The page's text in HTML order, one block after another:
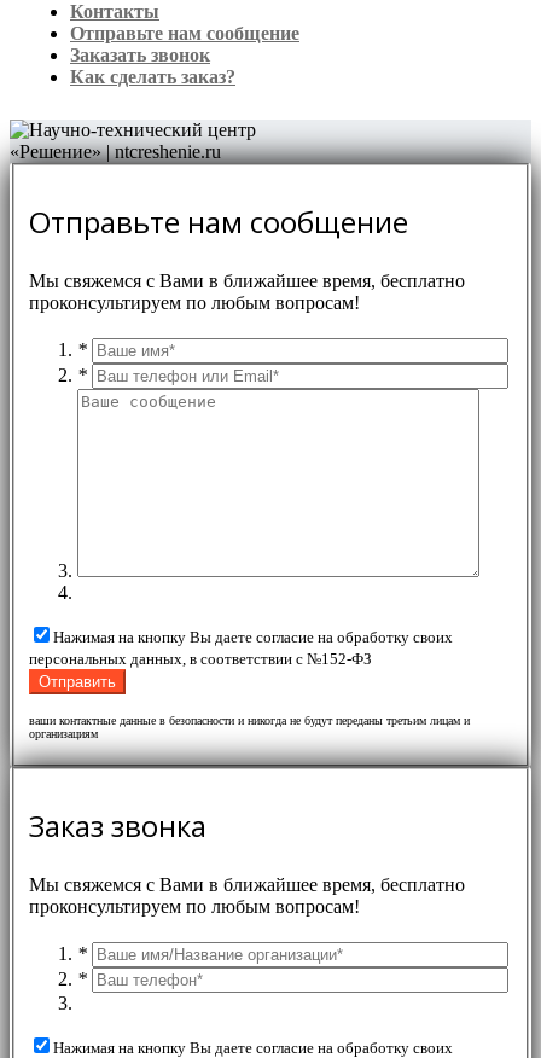
Контакты
Отправьте нам сообщение
Заказать звонок
Как сделать заказ?
Отправьте нам сообщение
Мы свяжемся с Вами в ближайшее время, бесплатно
проконсультируем по любым вопросам!
*
*
Нажимая на кнопку Вы даете согласие на обработку своих
персональных данных, в соответствии с №152-ФЗ
ваши контактные данные в безопасности и никогда не будут переданы третьим лицам и
организациям
Заказ звонка
Мы свяжемся с Вами в ближайшее время, бесплатно
проконсультируем по любым вопросам!
*
*
Нажимая на кнопку Вы даете согласие на обработку своих